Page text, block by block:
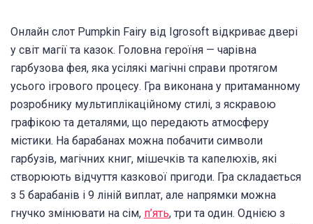
Онлайн слот Pumpkin Fairy від Igrosoft відкриває двері
у світ магії та казок. Головна героїня — чарівна
гарбузова фея, яка усілякі магічні справи протягом
усього ігрового процесу. Гра виконана у притаманному
розробнику мультиплікаційному стилі, з яскравою
графікою та деталями, що передають атмосферу
містики. На барабанах можна побачити символи
гарбузів, магічних книг, мішечків та капелюхів, які
створюють відчуття казкової пригоди. Гра складається
з 5 барабанів і 9 ліній виплат, але напрямки можна
гнучко змінювати на сім, п’ять, три та один. Однією з